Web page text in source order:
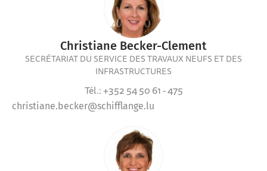
Christiane Becker-Clement
SECRÉTARIAT DU SERVICE DES TRAVAUX NEUFS ET DES
INFRASTRUCTURES
Tél.: +352 54 50 61 - 475
christiane.becker@schifflange.lu